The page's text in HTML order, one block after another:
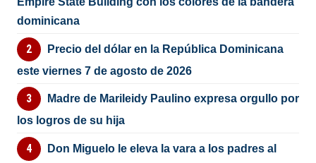
dominicana
Precio del dólar en la República Dominicana
este viernes 7 de agosto de 2026
Madre de Marileidy Paulino expresa orgullo por
los logros de su hija
Don Miguelo le eleva la vara a los padres al